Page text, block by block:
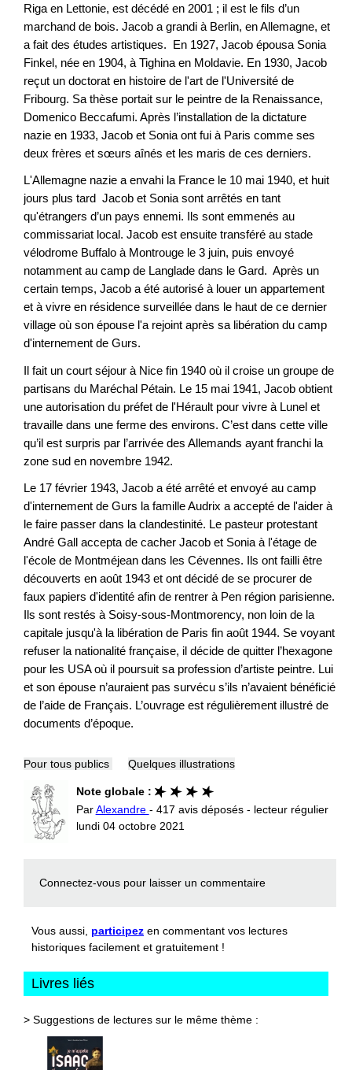
Riga en Lettonie, est décédé en 2001 ; il est le fils d’un
marchand de bois. Jacob a grandi à Berlin, en Allemagne, et
a fait des études artistiques. En 1927, Jacob épousa Sonia
Finkel, née en 1904, à Tighina en Moldavie. En 1930, Jacob
reçut un doctorat en histoire de l'art de l'Université de
Fribourg. Sa thèse portait sur le peintre de la Renaissance,
Domenico Beccafumi. Après l’installation de la dictature
nazie en 1933, Jacob et Sonia ont fui à Paris comme ses
deux frères et sœurs aînés et les maris de ces derniers.
L'Allemagne nazie a envahi la France le 10 mai 1940, et huit
jours plus tard Jacob et Sonia sont arrêtés en tant
qu'étrangers d’un pays ennemi. Ils sont emmenés au
commissariat local. Jacob est ensuite transféré au stade
vélodrome Buffalo à Montrouge le 3 juin, puis envoyé
notamment au camp de Langlade dans le Gard. Après un
certain temps, Jacob a été autorisé à louer un appartement
et à vivre en résidence surveillée dans le haut de ce dernier
village où son épouse l'a rejoint après sa libération du camp
d'internement de Gurs.
Il fait un court séjour à Nice fin 1940 où il croise un groupe de
partisans du Maréchal Pétain. Le 15 mai 1941, Jacob obtient
une autorisation du préfet de l'Hérault pour vivre à Lunel et
travaille dans une ferme des environs. C’est dans cette ville
qu’il est surpris par l’arrivée des Allemands ayant franchi la
zone sud en novembre 1942.
Le 17 février 1943, Jacob a été arrêté et envoyé au camp
d'internement de Gurs la famille Audrix a accepté de l'aider à
le faire passer dans la clandestinité. Le pasteur protestant
André Gall accepta de cacher Jacob et Sonia à l'étage de
l'école de Montméjean dans les Cévennes. Ils ont failli être
découverts en août 1943 et ont décidé de se procurer de
faux papiers d'identité afin de rentrer à Pen région parisienne.
Ils sont restés à Soisy-sous-Montmorency, non loin de la
capitale jusqu'à la libération de Paris fin août 1944. Se voyant
refuser la nationalité française, il décide de quitter l’hexagone
pour les USA où il poursuit sa profession d’artiste peintre. Lui
et son épouse n’auraient pas survécu s’ils n’avaient bénéficié
de l’aide de Français. L’ouvrage est régulièrement illustré de
documents d’époque.
Pour tous publics Quelques illustrations
Note globale :
ParAlexandre - 417 avis déposés - lecteur régulier
lundi 04 octobre 2021
Connectez-vous pour laisser un commentaire
Vous aussi, participez en commentant vos lectures
historiques facilement et gratuitement !
Livres liés
> Suggestions de lectures sur le même thème :